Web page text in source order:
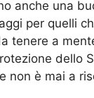
anche una
per quelli
tenere a
dello
non è mai a